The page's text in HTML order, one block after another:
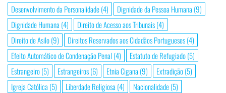
Desenvolvimento da Personalidade(4) Dignidade da Pessoa Humana (9)
Dignidade Humana (4) Direito de Acesso aos Tribunais(4)
Direito de Asilo(9) Direitos Reservados aos Cidadãos Portugueses(4)
Efeito Automático de Condenação Penal (4) Estatuto de Refugiado(5)
Estrangeiro(5) Estrangeiros(6) Etnia Cigana (9) Extradição(5)
Igreja Católica (5) Liberdade Religiosa (4) Nacionalidade(5)